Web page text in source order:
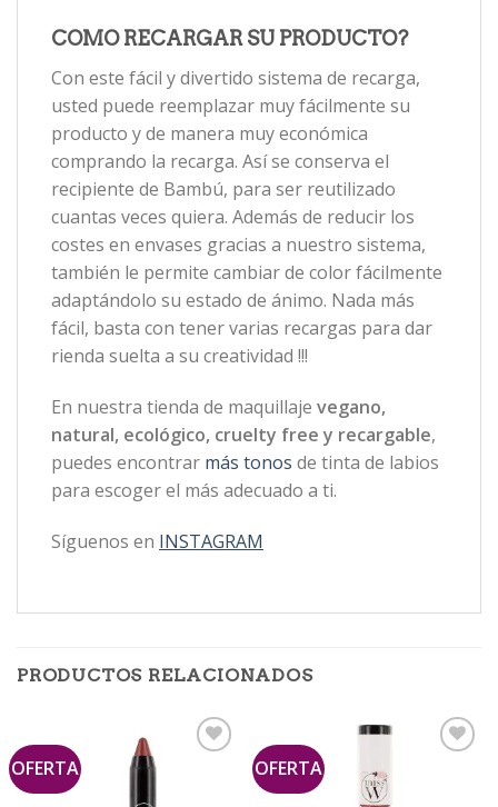
COMO RECARGAR SU PRODUCTO?
Con este fácil y divertido sistema de recarga,
usted puede reemplazar muy fácilmente su
producto y de manera muy económica
comprando la recarga. Así se conserva el
recipiente de Bambú, para ser reutilizado
cuantas veces quiera. Además de reducir los
costes en envases gracias a nuestro sistema,
también le permite cambiar de color fácilmente
adaptándolo su estado de ánimo. Nada más
fácil, basta con tener varias recargas para dar
rienda suelta a su creatividad !!!
En nuestra tienda de maquillaje vegano,
natural, ecológico, cruelty free y recargable,
puedes encontrar más tonos de tinta de labios
para escoger el más adecuado a ti.
Síguenos en INSTAGRAM
PRODUCTOS RELACIONADOS
OFERTA OFERTA